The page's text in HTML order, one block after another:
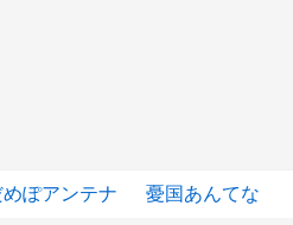
めぽアンテナ 憂国あんてな